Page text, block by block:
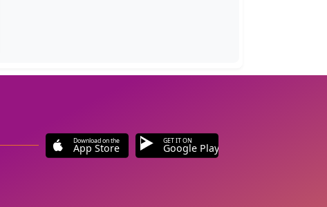
Download on the
App Store
GET IT ON
Google Play